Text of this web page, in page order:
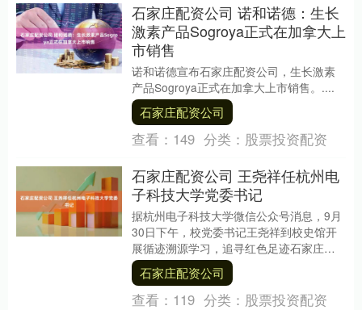
石家庄配资公司 诺和诺德：生长
激素产品Sogroya正式在加拿大上
市销售
诺和诺德宣布石家庄配资公司，生长激素
产品Sogroya正式在加拿大上市销售。....
石家庄配资公司
查看： 149 分类： 股票投资配资
石家庄配资公司 王尧祥任杭州电
子科技大学党委书记
据杭州电子科技大学微信公众号消息，9月
30日下午，校党委书记王尧祥到校史馆开
展循迹溯源学习，追寻红色足迹石家庄配
资公司，追溯精神之源。 上述消息显示，
王尧祥已任....
石家庄配资公司
查看： 119 分类： 股票投资配资